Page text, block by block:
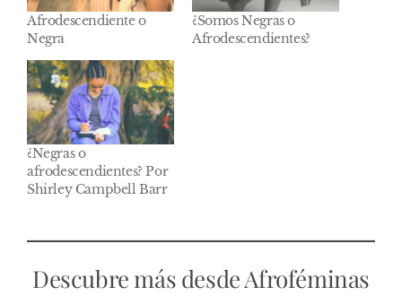
Afrodescendiente o
Negra
¿Somos Negras o
Afrodescendientes?
¿Negras o
afrodescendientes? Por
Shirley Campbell Barr
Descubre más desde Afroféminas